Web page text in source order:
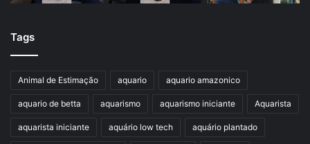
Tags
Animal de Estimação aquario aquario amazonico
aquario de betta aquarismo aquarismo iniciante Aquarista
aquarista iniciante aquário low tech aquário plantado